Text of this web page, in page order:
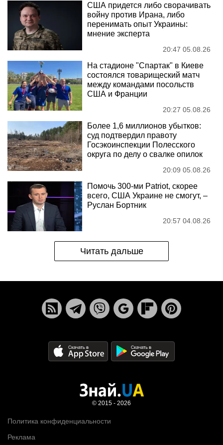
США придется либо сворачивать
войну против Ирана, либо
перенимать опыт Украины:
мнение эксперта
20:47 05.08.26
На стадионе "Спартак" в Киеве
состоялся товарищеский матч
между командами посольств
США и Франции
20:27 05.08.26
Более 1,6 миллионов убытков:
суд подтвердил правоту
Госэкоинспекции Полесского
округа по делу о свалке опилок
20:09 05.08.26
Помочь 300-ми Patriot, скорее
всего, США Украине не смогут, –
Руслан Бортник
20:57 04.08.26
Читать дальше
Политика конфиденциальности
Реклама
© 2015 - 2026